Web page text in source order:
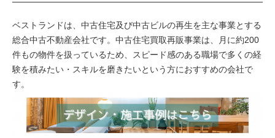
ベストランドは、中古住宅及び中古ビルの再生を主な事業とする
総合中古不動産会社です。中古住宅買取再販事業は、月に約200
件もの物件を扱っているため、スピード感のある職場で多くの経
験を積みたい・スキルを磨きたいという方におすすめの会社で
す。